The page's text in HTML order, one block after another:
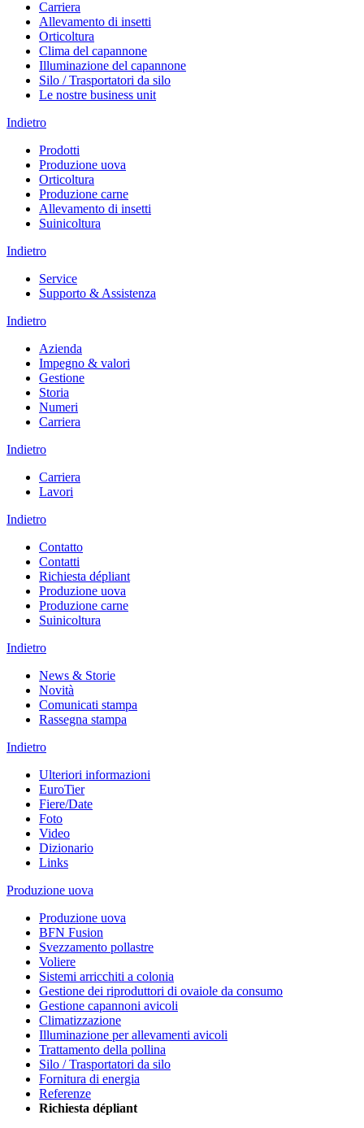
Carriera
Allevamento di insetti
Orticoltura
Clima del capannone
Illuminazione del capannone
Silo / Trasportatori da silo
Le nostre business unit
Indietro
Prodotti
Produzione uova
Orticoltura
Produzione carne
Allevamento di insetti
Suinicoltura
Indietro
Service
Supporto & Assistenza
Indietro
Azienda
Impegno & valori
Gestione
Storia
Numeri
Carriera
Indietro
Carriera
Lavori
Indietro
Contatto
Contatti
Richiesta dépliant
Produzione uova
Produzione carne
Suinicoltura
Indietro
News & Storie
Novità
Comunicati stampa
Rassegna stampa
Indietro
Ulteriori informazioni
EuroTier
Fiere/Date
Foto
Video
Dizionario
Links
Produzione uova
Produzione uova
BFN Fusion
Svezzamento pollastre
Voliere
Sistemi arricchiti a colonia
Gestione dei riproduttori di ovaiole da consumo
Gestione capannoni avicoli
Climatizzazione
Illuminazione per allevamenti avicoli
Trattamento della pollina
Silo / Trasportatori da silo
Fornitura di energia
Referenze
Richiesta dépliant